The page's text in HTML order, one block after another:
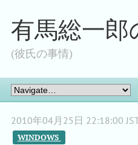
有馬総一
(彼氏の事情)
2010年04月25日 22:18:00
WINDOWS